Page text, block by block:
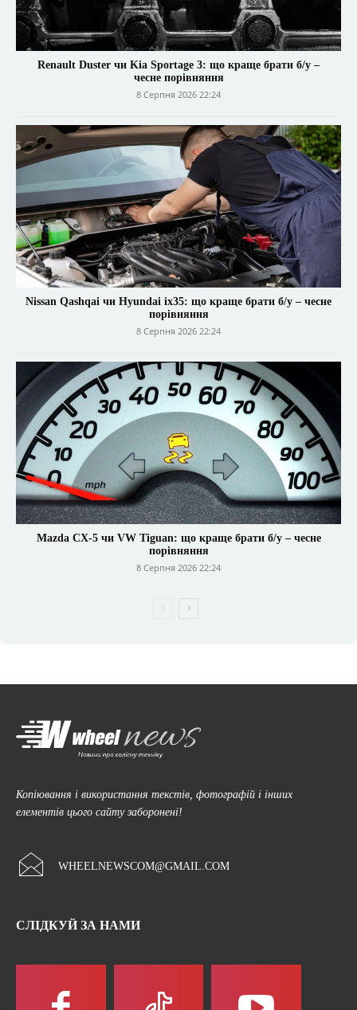
Renault Duster чи Kia Sportage 3: що краще брати б/у –
чесне порівняння
8 Серпня 2026 22:24
Nissan Qashqai чи Hyundai ix35: що краще брати б/у – чесне
порівняння
8 Серпня 2026 22:24
Mazda CX-5 чи VW Tiguan: що краще брати б/у – чесне
порівняння
8 Серпня 2026 22:24
Копіювання і використання текстів, фотографій і інших
елементів цього сайту заборонені!
WHEELNEWSCOM@GMAIL.COM
СЛІДКУЙ ЗА НАМИ